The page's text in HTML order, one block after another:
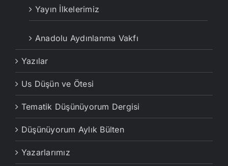
Yayın İlkelerimiz
Anadolu Aydınlanma Vakfı
Yazılar
Us Düşün ve Ötesi
Tematik Düşünüyorum Dergisi
Düşünüyorum Aylık Bülten
Yazarlarımız